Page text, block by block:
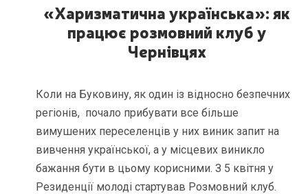
«Харизматична українська»: як
працює розмовний клуб у
Чернівцях
Коли на Буковину, як один із відносно безпечних
регіонів, почало прибувати все більше
вимушених переселенців у них виник запит на
вивчення української, а у місцевих виникло
бажання бути в цьому корисними. З 5 квітня у
Резиденції молоді стартував Розмовний клуб.